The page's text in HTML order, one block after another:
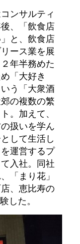
ンサルティ
、「飲食店
と、飲食店
ース業を展
年半務めた
「大好き
う「大衆酒
の複数の繁
。加えて、
扱いを学ん
して生活し
運営するプ
入社。同社
「まり花」
、恵比寿の
した。